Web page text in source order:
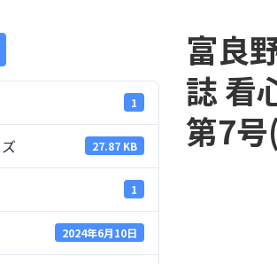
時
1
27.87 KB
1
2024年6月10日
富良
誌 看
第7